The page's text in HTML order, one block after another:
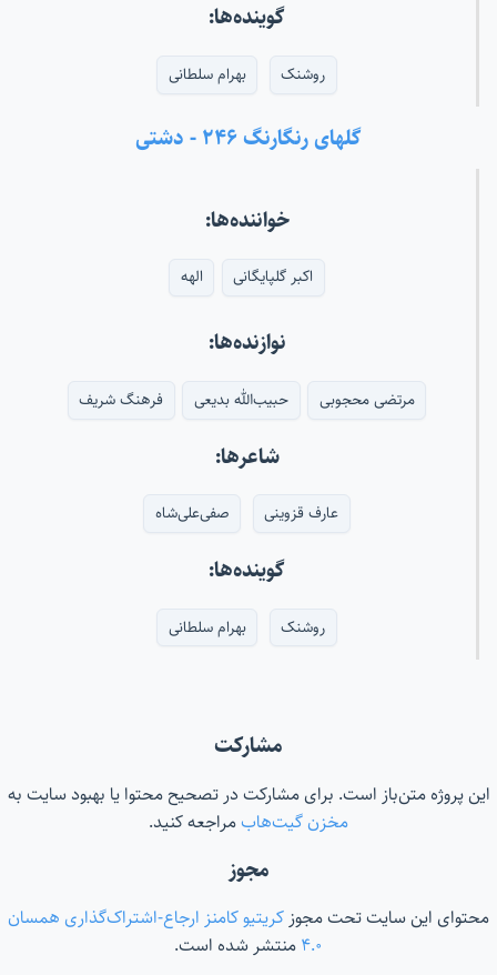
گوینده‌ها:
روشنک بهرام سلطانی
گلهای رنگارنگ ۲۴۶ - دشتی
خواننده‌ها:
اکبر گلپایگانی الهه
نوازنده‌ها:
مرتضی محجوبی حبیب‌الله بدیعی فرهنگ شریف
شاعرها:
عارف قزوینی صفی‌علی‌شاه
گوینده‌ها:
روشنک بهرام سلطانی
مشارکت
این پروژه متن‌باز است. برای مشارکت در تصحیح محتوا یا بهبود سایت به
مخزن گیت‌هابمراجعه کنید.
مجوز
محتوای این سایت تحت مجوز کریتیو کامنز ارجاع-اشتراک‌گذاری همسان
۴.۰ منتشر شده است.